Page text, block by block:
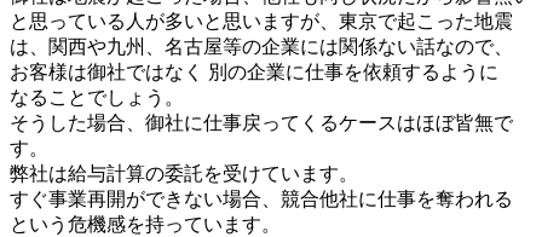
と思っている人が多いと思いますが、東京で起こった地震
は、関西や九州、名古屋等の企業には関係ない話なので、
お客様は御社ではなく 別の企業に仕事を依頼するように
なることでしょう。
そうした場合、御社に仕事戻ってくるケースはほぼ皆無で
す。
弊社は給与計算の委託を受けています。
すぐ事業再開ができない場合、競合他社に仕事を奪われる
という危機感を持っています。